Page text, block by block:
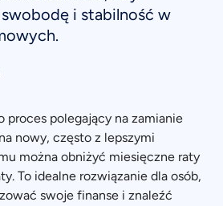
i stabilność w
proces polegający na zamianie
nowy, często z lepszymi
można obniżyć miesięczne raty
To idealne rozwiązanie dla osób,
swoje finanse i znaleźć